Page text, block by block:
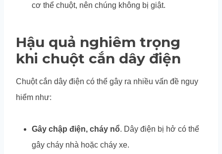
cơ thể chuột, nên chúng không bị giật.
Hậu quả nghiêm trọng
khi chuột cắn dây điện
Chuột cắn dây điện có thể gây ra nhiều vấn đề nguy
hiểm như:
Gây chập điện, cháy nổ. Dây điện bị hở có thể
gây cháy nhà hoặc cháy xe.